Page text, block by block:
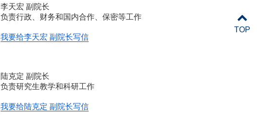
李天宏 副院长
负责行政、财务和国内合作、保密等工作
我要给李天宏 副院长写信
陆克定 副院长
负责研究生教学和科研工作
我要给陆克定 副院长写信
TOP